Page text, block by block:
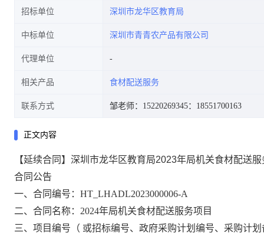
招标单位 深圳市龙华区教育局
中标单位 深圳市青青农产品有限公司
代理单位
相关产品 食材配送服务
联系方式 邹老师：15220269345：18551700163
正文内容
【延续合同】深圳市龙华区教育局2023年局机关食材配送
合同公告
一、合同编号：HT_LHADL2023000006-A
二、合同名称：2024年局机关食材配送服务项目
三、项目编号（ 或招标编号、政府采购计划编号、采购计